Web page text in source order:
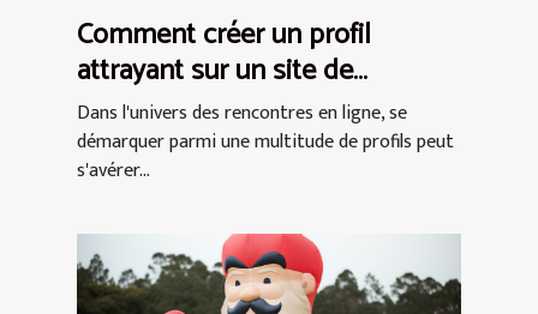
Comment créer un profil
attrayant sur un site de
rencontres pour femmes
Dans l'univers des rencontres en ligne, se
démarquer parmi une multitude de profils peut
s'avérer...